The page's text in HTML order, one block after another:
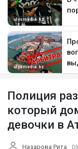
Полиция
который
девочки в
Назарова Рита